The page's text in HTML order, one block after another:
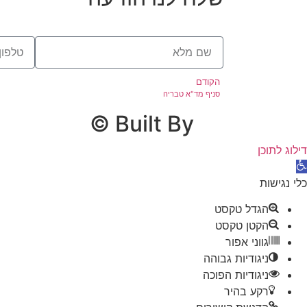
הקודם
סניף מד"א טבריה
דילוג לתוכן
פתח סרגל נגישות
כלי נגישות
הגדל טקסט
הקטן טקסט
גווני אפור
ניגודיות גבוהה
ניגודיות הפוכה
רקע בהיר